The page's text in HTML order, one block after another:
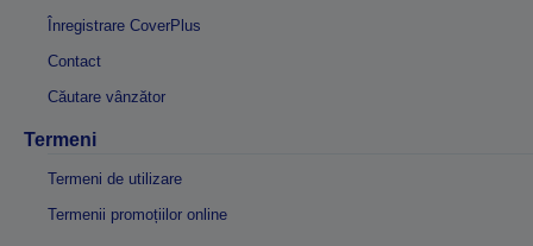
Înregistrare CoverPlus
Contact
Căutare vânzător
Termeni
Termeni de utilizare
Termenii promoțiilor online